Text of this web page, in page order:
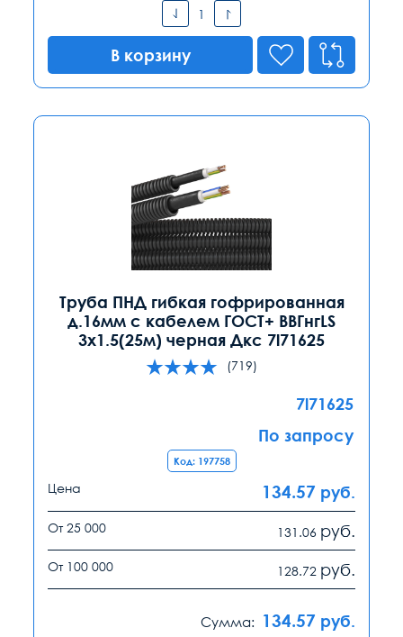
В корзину
Труба ПНД гибкая гофрированная
д.16мм с кабелем ГОСТ+ ВВГнгLS
3х1.5(25м) черная Дкс 7l71625
(719)
7l71625
По запросу
Код: 197758
Цена 134.57 руб.
От 25 000 131.06 руб.
От 100 000 128.72 руб.
Сумма: 134.57 руб.